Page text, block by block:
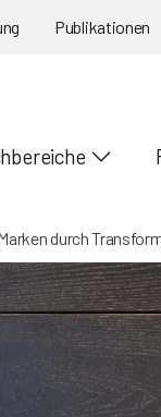
Publikationen
durch